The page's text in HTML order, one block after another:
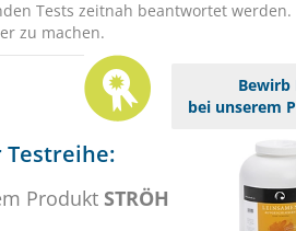
Tests zeitnah beantwortet
zu machen.
Bewirb
bei unserem
Produkt STRÖH